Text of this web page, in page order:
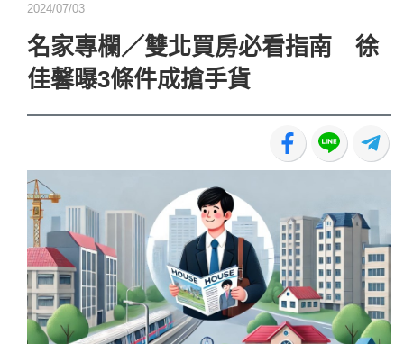
2024/07/03
名家專欄／雙北買房必看指南 徐
佳馨曝3條件成搶手貨